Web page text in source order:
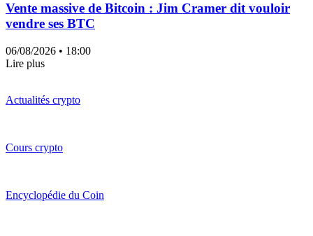
Vente massive de Bitcoin : Jim Cramer dit vouloir
vendre ses BTC
06/08/2026 • 18:00
Lire plus
Actualités crypto
Cours crypto
Encyclopédie du Coin